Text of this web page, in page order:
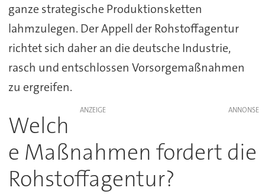
ganze strategische Produktionsketten
lahmzulegen. Der Appell der Rohstoffagentur
richtet sich daher an die deutsche Industrie,
rasch und entschlossen Vorsorgemaßnahmen
zu ergreifen.
ANZEIGE
Welch
e Maßnahmen fordert die
Rohstoffagentur?